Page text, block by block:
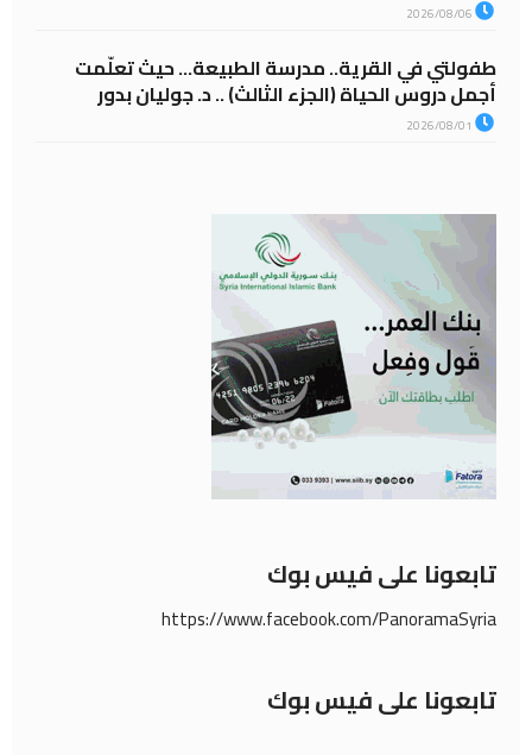
طفولتي في القرية.. مدرسة الطبيعة… حيث تعلّمت
أجمل دروس الحياة (الجزء الثالث) .. د. جوليان بدور
تابعونا على فيس بوك
https://www.facebook.com/PanoramaSyria
تابعونا على فيس بوك